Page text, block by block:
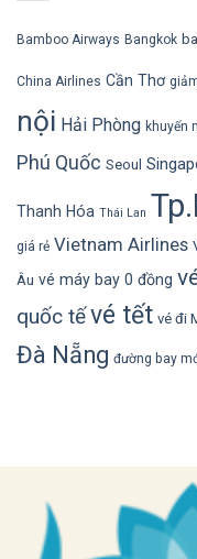
Bamboo Airways Bangkok
China Airlines Cần Thơ
nội Hải Phòng khuyến
Phú Quốc Seoul
Thanh Hóa Thái Lan
giá rẻ Vietnam Airlines
Âu vé máy bay 0 đồng
quốc tếvé tết vé đi
Đà Nẵng đường bay